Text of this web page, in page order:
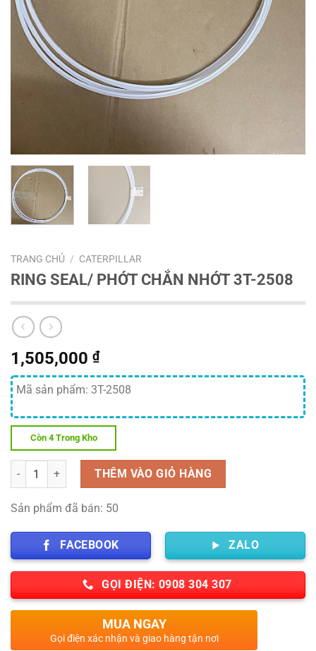
TRANG CHỦ / CATERPILLAR
RING SEAL/ PHỚT CHẮN NHỚT 3T-2508
1,505,000 ₫
Mã sản phẩm: 3T-2508
Còn 4 Trong Kho
Số lượng THÊM VÀO GIỎ HÀNG
Sản phẩm đã bán: 50
FACEBOOK ZALO
GỌI ĐIỆN: 0908 304 307
MUA NGAY
Gọi điện xác nhận và giao hàng tận nơi